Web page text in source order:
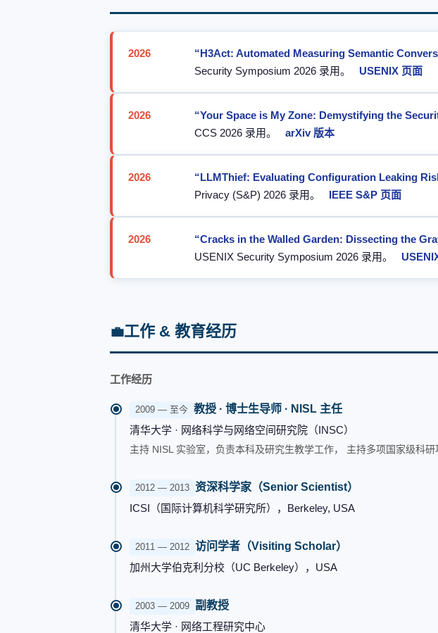
2026 “H3Act: Automated Measuring Semantic
Security Symposium 2026 录用。
USENIX 页面
2026 “Your Space is My Zone: Demystifying the
CCS 2026 录用。
arXiv 版本
2026 “LLMThief: Evaluating Configuration Leaking
Privacy (S&P) 2026 录用。
IEEE S&P 页面
2026 “Cracks in the Walled Garden: Dissecting the
USENIX Security Symposium 2026 录用。
💼工作 & 教育经历
工作经历
2009 — 至今 教授 · 博士生导师 · NISL 主任
清华大学 · 网络科学与网络空间研究院（INSC）
主持 NISL 实验室，负责本科及研究生教学工作， 主持多项国家级科
2012 — 2013 资深科学家（Senior Scientist）
ICSI（国际计算机科学研究所），Berkeley, USA
2011 — 2012 访问学者（Visiting Scholar）
加州大学伯克利分校（UC Berkeley），USA
2003 — 2009 副教授
清华大学 · 网络工程研究中心